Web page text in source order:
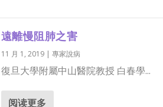
遠離慢阻肺之害
11 月 1, 2019| 專家說病
復旦大學附屬中山醫院教授 白春學...
阅读更多